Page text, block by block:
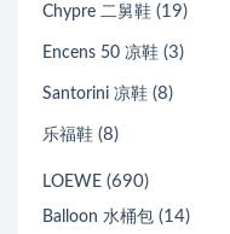
Chypre 二舅鞋 (19)
Encens 50 凉鞋 (3)
Santorini 凉鞋 (8)
乐福鞋 (8)
LOEWE (690)
Balloon 水桶包 (14)